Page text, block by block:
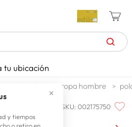
tu ubicación
✕
y tiempos
hombre ropa hombre
SKU:002175750
Zen